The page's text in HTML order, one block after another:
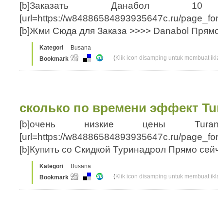
[b]Заказать Данабол 10
[url=https://w84886584893935647c.ru/
[b]Жми Сюда для Заказа >>>> Danabol
Kategori
Busana
Bookmark
(Klik icon disamping untuk membuat
сколько по времени эффект
[b]очень низкие цены
[url=https://w84886584893935647c.ru/
[b]Купить со Скидкой Туринадрол Прямо
Kategori
Busana
Bookmark
(Klik icon disamping untuk membuat